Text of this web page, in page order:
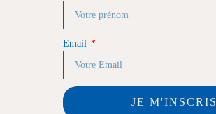
Email
JE M'INSCRIS